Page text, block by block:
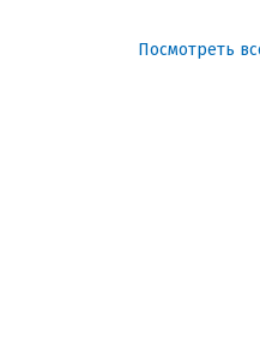
Посмотреть